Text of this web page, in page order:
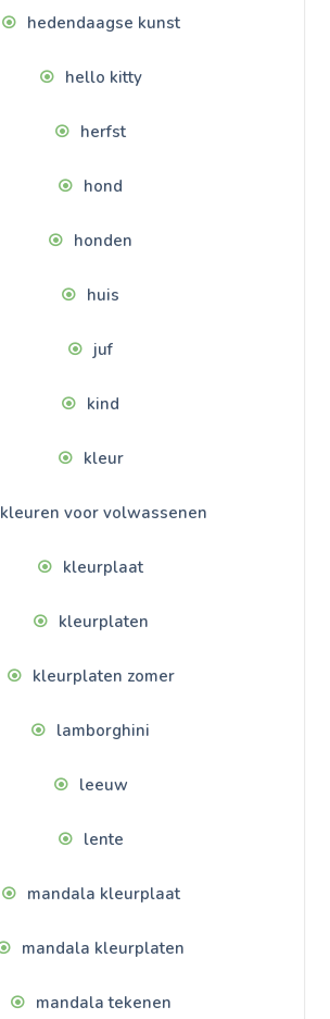
hedendaagse kunst
hello kitty
herfst
hond
honden
huis
juf
kind
kleur
kleuren voor volwassenen
kleurplaat
kleurplaten
kleurplaten zomer
lamborghini
leeuw
lente
mandala kleurplaat
mandala kleurplaten
mandala tekenen